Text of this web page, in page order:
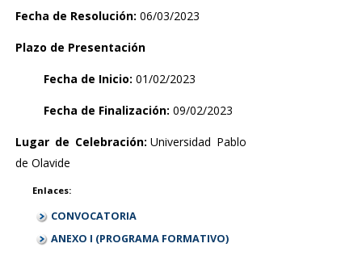
Fecha de Resolución: 06/03/2023
Plazo de Presentación
Fecha de Inicio: 01/02/2023
Fecha de Finalización: 09/02/2023
Lugar de Celebración: Universidad Pablo
de Olavide
Enlaces:
CONVOCATORIA
ANEXO I (PROGRAMA FORMATIVO)